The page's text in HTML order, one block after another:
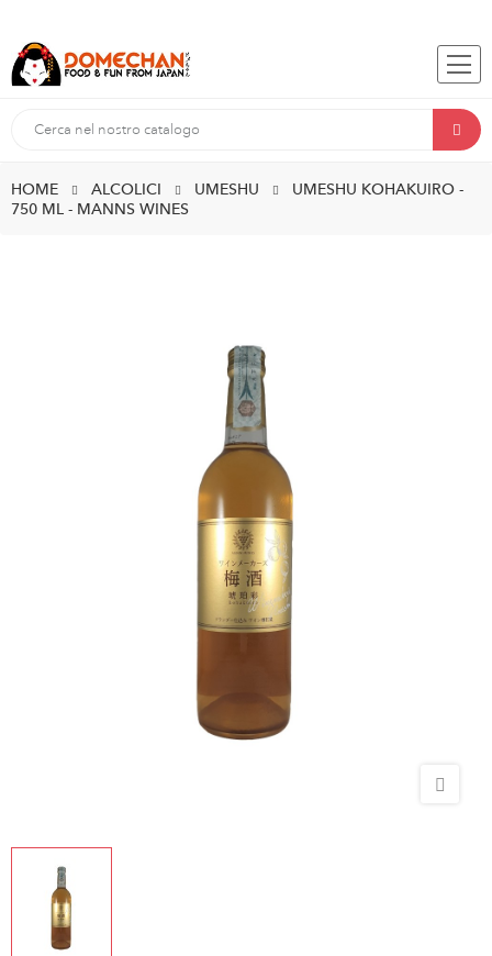
HOME ALCOLICI UMESHU
UMESHU KOHAKUIRO -
750 ML - MANNS WINES